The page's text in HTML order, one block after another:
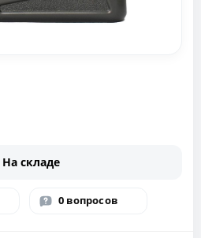
На складе
0 вопросов